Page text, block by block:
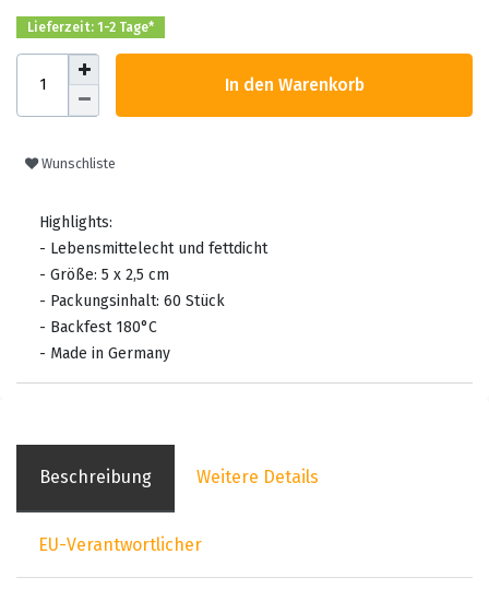
Lieferzeit: 1-2 Tage*
In den Warenkorb
Wunschliste
Highlights:
- Lebensmittelecht und fettdicht
- Größe: 5 x 2,5 cm
- Packungsinhalt: 60 Stück
- Backfest 180°C
- Made in Germany
Beschreibung Weitere Details
EU-Verantwortlicher